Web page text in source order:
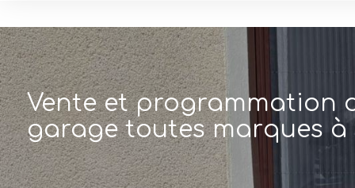
Vente et programmation
garage toutes marques à